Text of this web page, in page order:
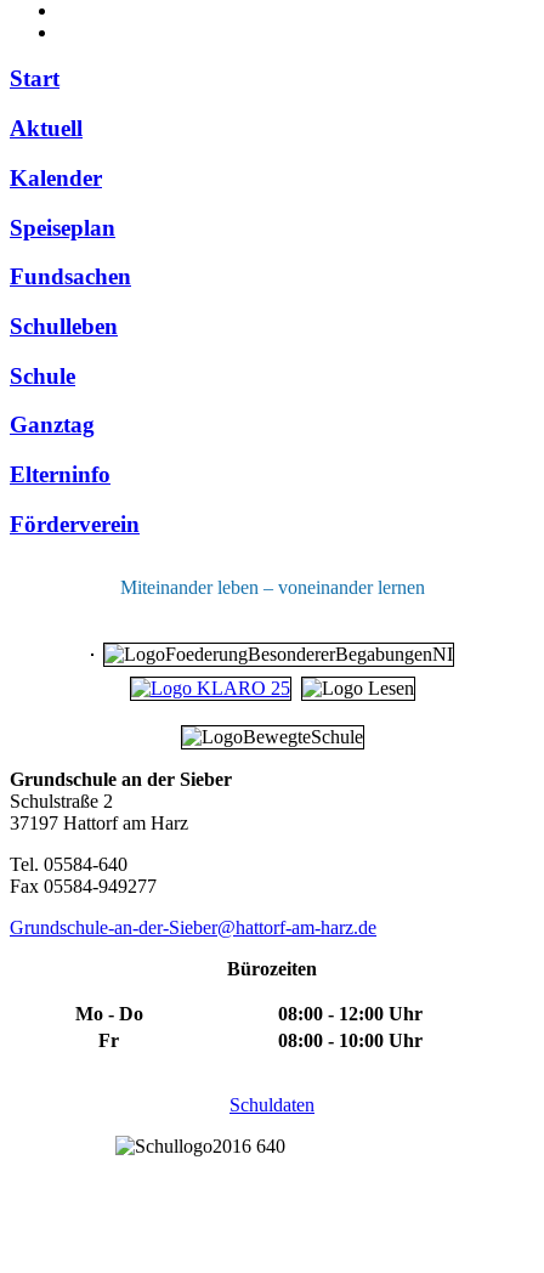
Start
Aktuell
Kalender
Speiseplan
Fundsachen
Schulleben
Schule
Ganztag
Elterninfo
Förderverein
Miteinander leben – voneinander lernen
Grundschule an der Sieber
Schulstraße 2
37197 Hattorf am Harz
Tel. 05584-640
Fax 05584-949277
Grundschule-an-der-Sieber@hattorf-am-harz.de
Bürozeiten
Mo - Do
08:00 - 12:00 Uhr
Fr
08:00 - 10:00 Uhr
Schuldaten